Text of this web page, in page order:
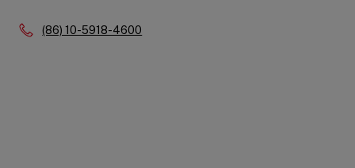
Phone:
(86) 10-5918-4600